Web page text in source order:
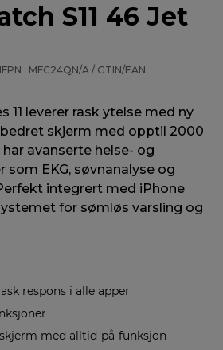
S11 46 Jet
: MFC24QN/A / GTIN/EAN:
11 leverer rask ytelse med ny
skjerm med opptil 2000
avanserte helse- og
som EKG, søvnanalyse og
integrert med iPhone
for sømløs varsling og
respons i alle apper
med alltid-på-funksjon